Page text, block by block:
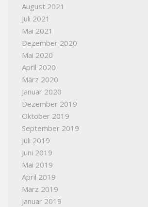
August 2021
Juli 2021
Mai 2021
Dezember 2020
Mai 2020
April 2020
März 2020
Januar 2020
Dezember 2019
Oktober 2019
September 2019
Juli 2019
Juni 2019
Mai 2019
April 2019
März 2019
Januar 2019